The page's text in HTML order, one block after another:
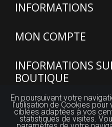
INFORMATIONS
MON COMPTE
INFORMATIONS
BOUTIQUE
En poursuivant votre
l'utilisation de Cookies
ciblées adaptées à vos
statistiques de visites.